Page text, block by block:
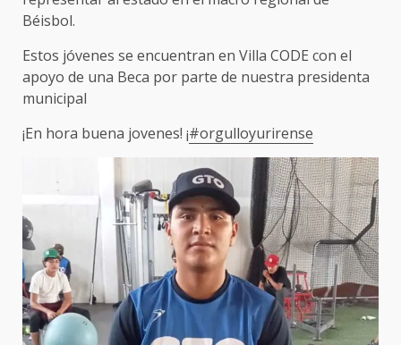
Béisbol.
Estos jóvenes se encuentran en Villa CODE con el
apoyo de una Beca por parte de nuestra presidenta
municipal
¡En hora buena jovenes! ¡#orgulloyurirense